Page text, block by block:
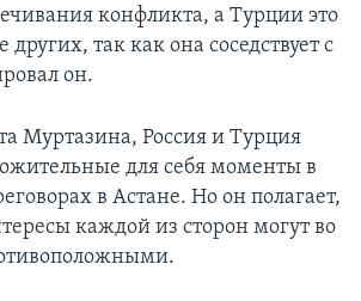
конфликта, а Турции это
так как она соседствует с
он.
Муртазина, Россия и Турция
для себя моменты в
в Астане. Но он полагает,
каждой из сторон могут во